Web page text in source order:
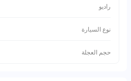
راديو
نوع السيارة
حجم العجلة